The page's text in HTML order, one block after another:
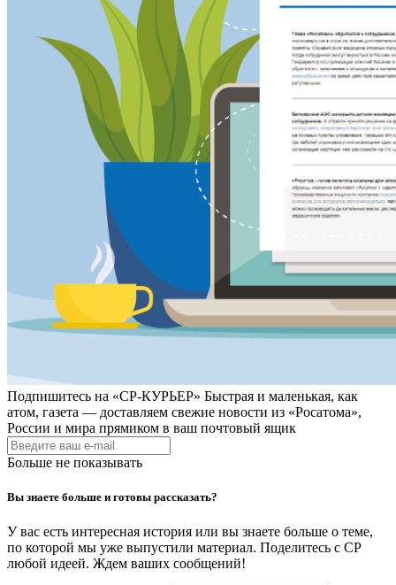
Подпишитесь на «СР-КУРЬЕР» Быстрая и маленькая, как
атом, газета — доставляем свежие новости из «Росатома»,
России и мира прямиком в ваш почтовый ящик
Больше не показывать
Вы знаете больше и готовы рассказать?
У вас есть интересная история или вы знаете больше о теме,
по которой мы уже выпустили материал. Поделитесь с СР
любой идеей. Ждем ваших сообщений!